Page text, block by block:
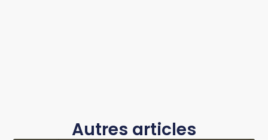
Autres articles